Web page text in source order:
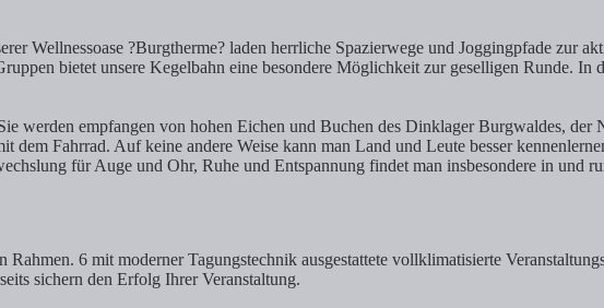
Wellnessoase ?Burgtherme? laden herrliche Spazierwege und Joggingpfade zur
bietet unsere Kegelbahn eine besondere Möglichkeit zur geselligen Runde. In
werden empfangen von hohen Eichen und Buchen des Dinklager Burgwaldes, der
Fahrrad. Auf keine andere Weise kann man Land und Leute besser
für Auge und Ohr, Ruhe und Entspannung findet man insbesondere in und
6 mit moderner Tagungstechnik ausgestattete vollklimatisierte
sichern den Erfolg Ihrer Veranstaltung.